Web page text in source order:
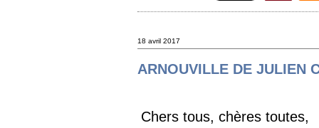
18 avril 2017
ARNOUVILLE DE JULIEN
Chers tous, chères toutes,